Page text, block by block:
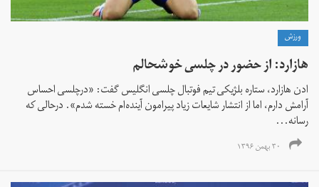
ورزش
هازارد: از حضور در چلسی خوشحالم
ادن هازارد، ستاره بلژیکی تیم فوتبال چلسی انگلیس گفت: «درچلسی احساس
آرامش دارم، اما از انتشار شایعات زیاد پیرامون آینده‌ام خسته شدم». درحالی که
رسانه‌...
۳۰ بهمن ۱۳۹۶